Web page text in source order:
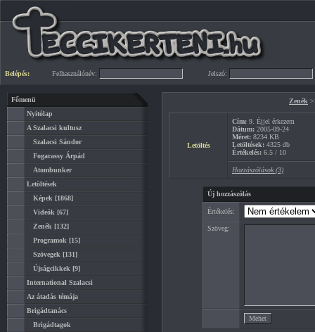
Belépés: Felhasználónév: Jelszó:
Főmenü
Nyitólap
A Szalacsi kultusz
Szalacsi Sándor
Fogarassy Árpád
Atombunker
Letöltések
Képek [1868]
Videók [67]
Zenék [132]
Programok [15]
Szövegek [131]
Újságcikkek [9]
International Szalacsi
Az átadás témája
Brigádtanács
Brigádtagok
Zenék
Letöltés
Cím: 9. Éjjel érkezem
Dátum: 2005-09-24
Méret: 8234 KB
Letöltések: 4325 db
Értékelés: 6.5 / 10
Hozzászólások (3)
Új hozzászólás
Értékelés:
Szöveg: